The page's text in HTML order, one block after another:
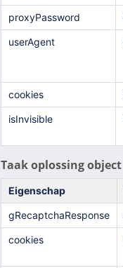
proxyPassword
userAgent
cookies
isInvisible
Taak oplossing object
Eigenschap
gRecaptchaResponse
cookies